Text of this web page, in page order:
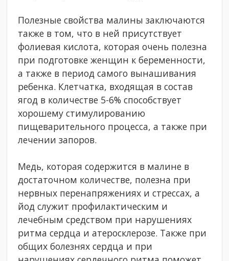
Полезные свойства малины заключаются
также в том, что в ней присутствует
фолиевая кислота, которая очень полезна
при подготовке женщин к беременности,
а также в период самого вынашивания
ребенка. Клетчатка, входящая в состав
ягод в количестве 5-6% способствует
хорошему стимулированию
пищеварительного процесса, а также при
лечении запоров.
Медь, которая содержится в малине в
достаточном количестве, полезна при
нервных перенапряжениях и стрессах, а
йод служит профилактическим и
лечебным средством при нарушениях
ритма сердца и атеросклерозе. Также при
общих болезнях сердца и при